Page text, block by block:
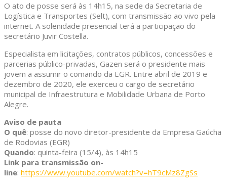
O ato de posse será às 14h15, na sede da Secretaria de
Logística e Transportes (Selt), com transmissão ao vivo pela
internet. A solenidade presencial terá a participação do
secretário Juvir Costella.
Especialista em licitações, contratos públicos, concessões e
parcerias público-privadas, Gazen será o presidente mais
jovem a assumir o comando da EGR. Entre abril de 2019 e
dezembro de 2020, ele exerceu o cargo de secretário
municipal de Infraestrutura e Mobilidade Urbana de Porto
Alegre.
Aviso de pauta
O quê: posse do novo diretor-presidente da Empresa Gaúcha
de Rodovias (EGR)
Quando: quinta-feira (15/4), às 14h15
Link para transmissão on-
line: https://www.youtube.com/watch?v=hT9cMz8ZgSs